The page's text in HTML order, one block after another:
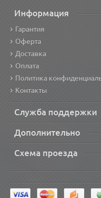
Информация
Гарантия
Оферта
Доставка
Оплата
Политика
Контакты
Служба поддержки
Дополнительно
Схема проезда